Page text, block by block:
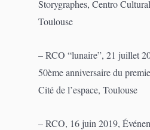
Storygraphes, Centro
Toulouse
– RCO “lunaire”, 21 juillet
50ème anniversaire du
Cité de l’espace, Toulouse
– RCO, 16 juin 2019,